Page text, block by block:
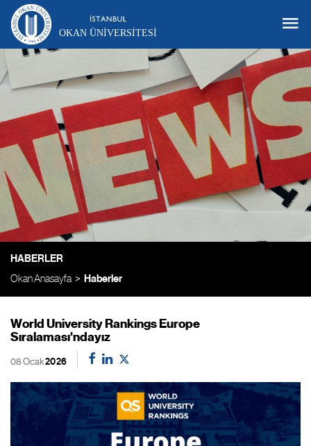
OKAN ÜNIVERSITESI
HABERLER
Okan Anasayfa Haberler
World University Rankings Europe
Sıralaması'ndayız
08 Ocak2026